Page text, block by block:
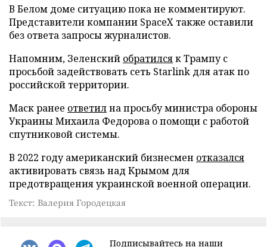
В Белом доме ситуацию пока не комментируют.
Представители компании SpaceX также оставили
без ответа запросы журналистов.
Напомним, Зеленский обратилсяк Трампу с
просьбой задействовать сеть Starlink для атак по
российской территории.
Маск ранее ответилна просьбу министра обороны
Украины Михаила Федорова о помощи с работой
спутниковой системы.
В 2022 году американский бизнесмен отказался
активировать связь над Крымом для
предотвращения украинской военной операции.
Текст: Валерия Городецкая
Подписывайтесь на наши